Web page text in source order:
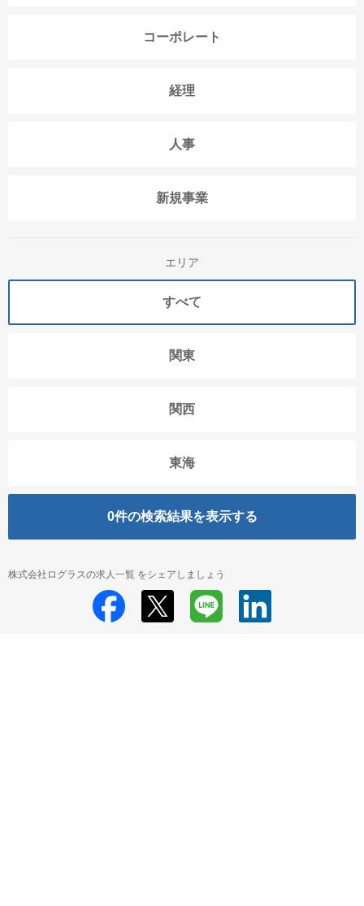
コーポレート
経理
人事
新規事業
エリア
すべて
関東
関西
東海
0件の検索結果を表示する
株式会社ログラスの求人一覧 をシェアしましょう